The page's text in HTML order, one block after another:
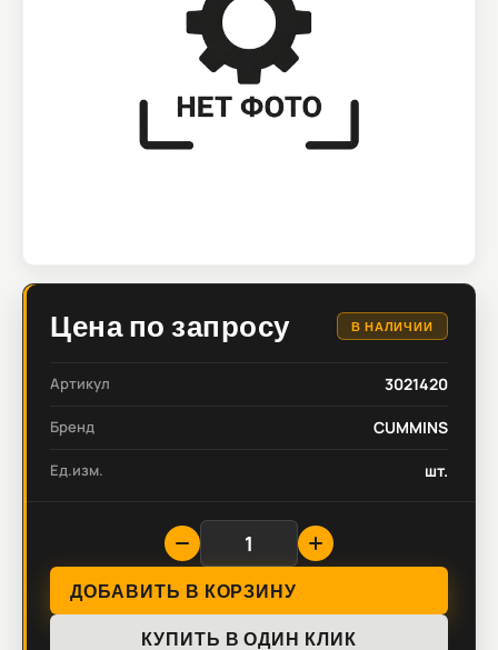
Цена по запросу В НАЛИЧИИ
Артикул 3021420
Бренд CUMMINS
Ед.изм. шт.
ДОБАВИТЬ В КОРЗИНУ
КУПИТЬ В ОДИН КЛИК